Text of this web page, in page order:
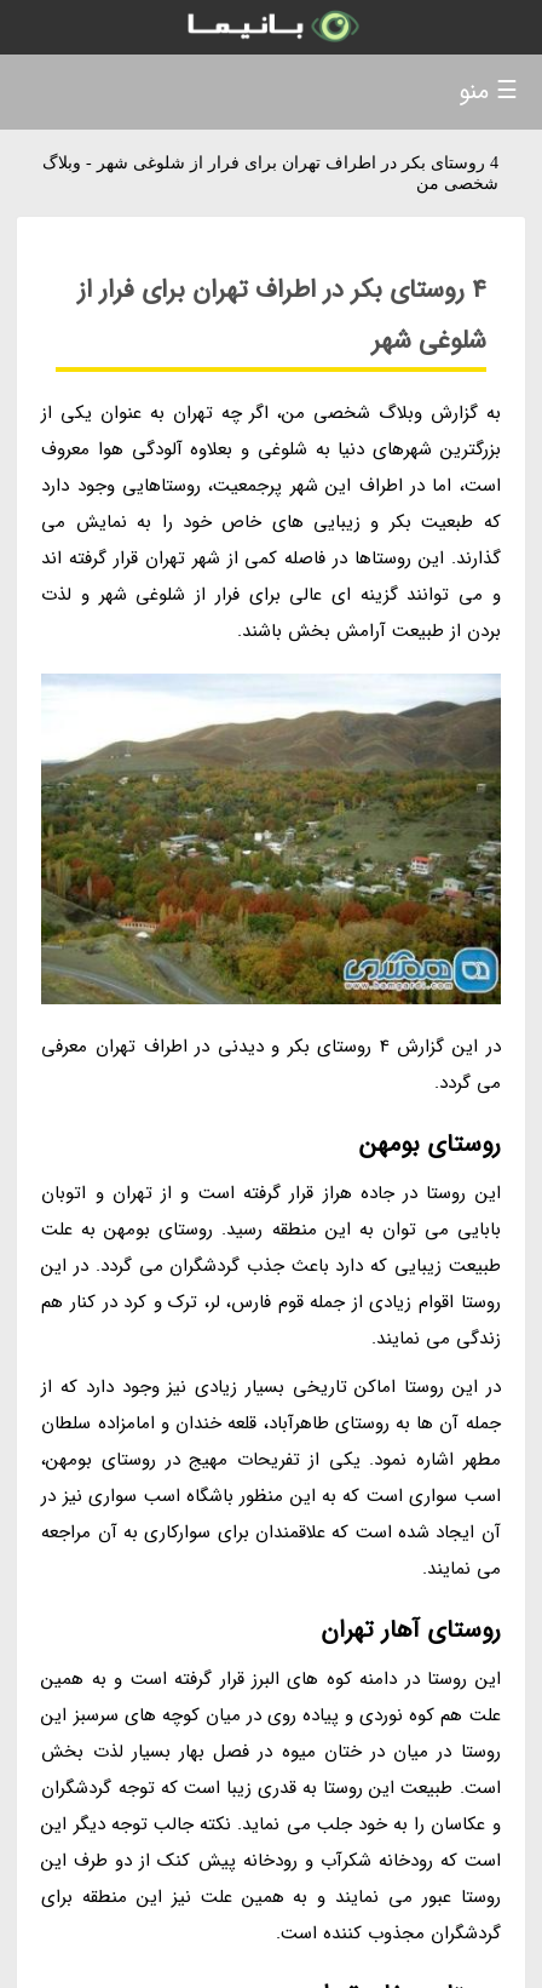
4 روستای بکر در اطراف تهران برای فرار از شلوغی شهر - وبلاگ
شخصی من
4 روستای بکر در اطراف تهران برای فرار از
شلوغی شهر
به گزارش وبلاگ شخصی من، اگر چه تهران به عنوان یکی از
بزرگترین شهرهای دنیا به شلوغی و بعلاوه آلودگی هوا معروف
است، اما در اطراف این شهر پرجمعیت، روستاهایی وجود دارد
که طبعیت بکر و زیبایی های خاص خود را به نمایش می
گذارند. این روستاها در فاصله کمی از شهر تهران قرار گرفته اند
و می توانند گزینه ای عالی برای فرار از شلوغی شهر و لذت
بردن از طبیعت آرامش بخش باشند.
در این گزارش 4 روستای بکر و دیدنی در اطراف تهران معرفی
می گردد.
روستای بومهن
این روستا در جاده هراز قرار گرفته است و از تهران و اتوبان
بابایی می توان به این منطقه رسید. روستای بومهن به علت
طبیعت زیبایی که دارد باعث جذب گردشگران می گردد. در این
روستا اقوام زیادی از جمله قوم فارس، لر، ترک و کرد در کنار هم
زندگی می نمایند.
در این روستا اماکن تاریخی بسیار زیادی نیز وجود دارد که از
جمله آن ها به روستای طاهرآباد، قلعه خندان و امامزاده سلطان
مطهر اشاره نمود. یکی از تفریحات مهیج در روستای بومهن،
اسب سواری است که به این منظور باشگاه اسب سواری نیز در
آن ایجاد شده است که علاقمندان برای سوارکاری به آن مراجعه
می نمایند.
روستای آهار تهران
این روستا در دامنه کوه های البرز قرار گرفته است و به همین
علت هم کوه نوردی و پیاده روی در میان کوچه های سرسبز این
روستا در میان در ختان میوه در فصل بهار بسیار لذت بخش
است. طبیعت این روستا به قدری زیبا است که توجه گردشگران
و عکاسان را به خود جلب می نماید. نکته جالب توجه دیگر این
است که رودخانه شکرآب و رودخانه پیش کنک از دو طرف این
روستا عبور می نمایند و به همین علت نیز این منطقه برای
گردشگران مجذوب کننده است.
☰ منو